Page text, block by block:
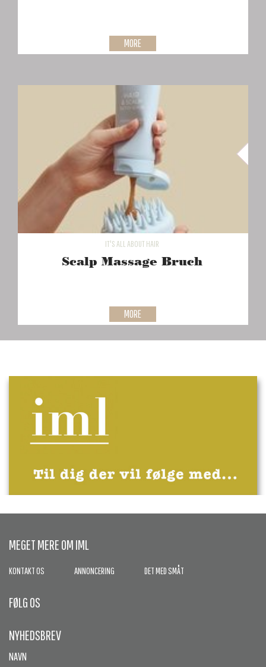
MORE
IT'S ALL ABOUT HAIR
Scalp Massage Bruch
MORE
MEGET MERE OM IML
KONTAKT OS ANNONCERING DET MED SMÅT
FØLG OS
NYHEDSBREV
NAVN